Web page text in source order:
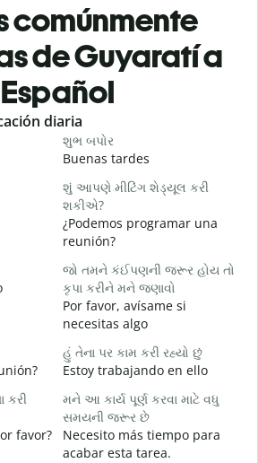
comúnmente
de Guyaratí a
Español
diaria
શુભ બપોર
Buenas tardes
શું આપણે મીટિંગ શેડ્યૂલ કરી
શકીએ?
¿Podemos programar una
reunión?
જો તમને કંઈપણની જરૂર હોય તો
કૃપા કરીને મને જણાવો
Por favor, avísame si
necesitas algo
હું તેના પર કામ કરી રહ્યો છું
Estoy trabajando en ello
કરી
favor?
મને આ કાર્ય પૂર્ણ કરવા માટે વધુ
સમયની જરૂર છે
Necesito más tiempo para
acabar esta tarea.